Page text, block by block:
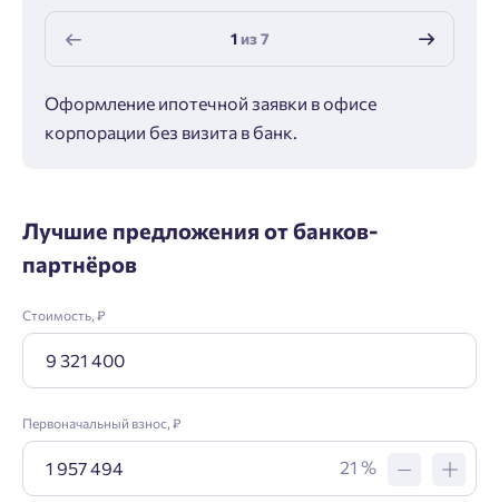
1из7
Оформление ипотечной заявки в офисе
корпорации без визита в банк.
Лучшие предложения от банков-
партнёров
Стоимость, ₽
Первоначальный взнос, ₽
21 %